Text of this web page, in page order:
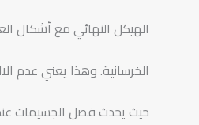
الهيكل النهائي مع أشكال العناصر
الخرسانية. وهذا يعني عدم
حيث يحدث فصل الجسيمات عند